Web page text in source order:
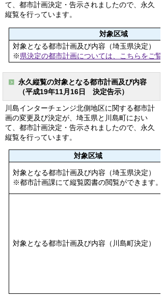
て、都市計画決定・告示されましたので、永久
縦覧を行っています。
対象区域
対象となる都市計画及び内容（埼玉県決定）
※県決定の都市計画については、こちらをご覧
永久縦覧の対象となる都市計画及び内容
（平成19年11月16日 決定告示）
川島インターチェンジ北側地区に関する都市計
画の変更及び決定が、埼玉県と川島町におい
て、都市計画決定・告示されましたので、永久
縦覧を行っています。
対象区域
対象となる都市計画及び内容（埼玉県決定）
※都市計画課にて縦覧図書の閲覧ができます。
対象となる都市計画及び内容（川島町決定）